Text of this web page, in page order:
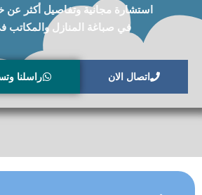
استشارة مجانية وتفاصيل أكثر عن
في صباغة المنازل والمكاتب
اتصال الان راسلنا